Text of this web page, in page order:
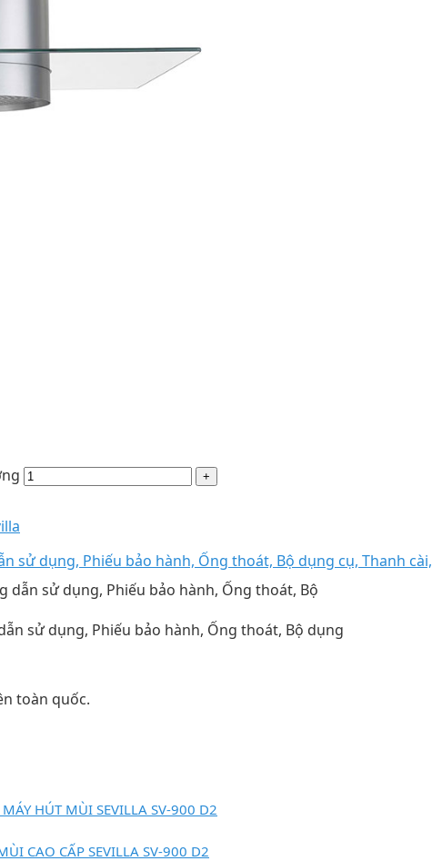
sử dụng, Phiếu bảo hành, Ống thoát, Bộ dụng cụ, Thanh
sử dụng, Phiếu bảo hành, Ống thoát, Bộ dụng
toàn quốc.
HÚT MÙI SEVILLA SV-900 D2
CAO CẤP SEVILLA SV-900 D2